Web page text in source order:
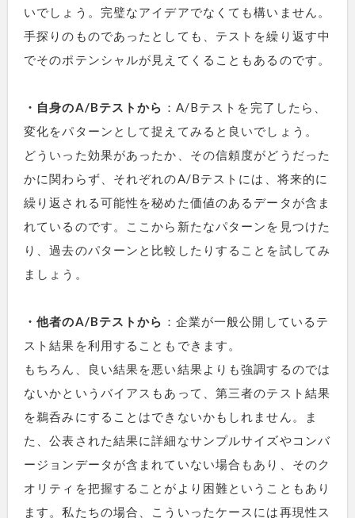
いでしょう。完璧なアイデアでなくても構いません。
手探りのものであったとしても、テストを繰り返す中
でそのポテンシャルが見えてくることもあるのです。
・自身のA/Bテストから ：A/Bテストを完了したら、
変化をパターンとして捉えてみると良いでしょう。
どういった効果があったか、その信頼度がどうだった
かに関わらず、それぞれのA/Bテストには、将来的に
繰り返される可能性を秘めた価値のあるデータが含ま
れているのです。ここから新たなパターンを見つけた
り、過去のパターンと比較したりすることを試してみ
ましょう。
・他者のA/Bテストから ：企業が一般公開しているテ
スト結果を利用することもできます。
もちろん、良い結果を悪い結果よりも強調するのでは
ないかというバイアスもあって、第三者のテスト結果
を鵜呑みにすることはできないかもしれません。ま
た、公表された結果に詳細なサンプルサイズやコンバ
ージョンデータが含まれていない場合もあり、そのク
オリティを把握することがより困難ということもあり
ます。私たちの場合、こういったケースには再現性ス